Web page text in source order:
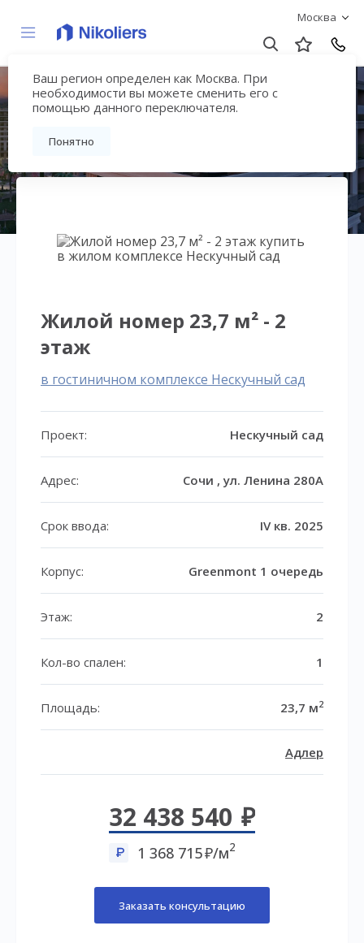
Москва
Ваш регион определен как Москва. При
необходимости вы можете сменить его с
помощью данного переключателя.
Понятно
Нескучный сад
Вернуться на страницу гостиничного
Жилой номер 23,7 м² - 2
этаж
в гостиничном комплексе Нескучный сад
Проект: Нескучный сад
Адрес: Сочи , ул. Ленина 280А
Срок ввода: IV кв. 2025
Корпус: Greenmont 1 очередь
Этаж: 2
Кол-во спален: 1
Площадь: 23,7 м2
Адлер
32 438 540
1 368 715 /м2
Заказать консультацию